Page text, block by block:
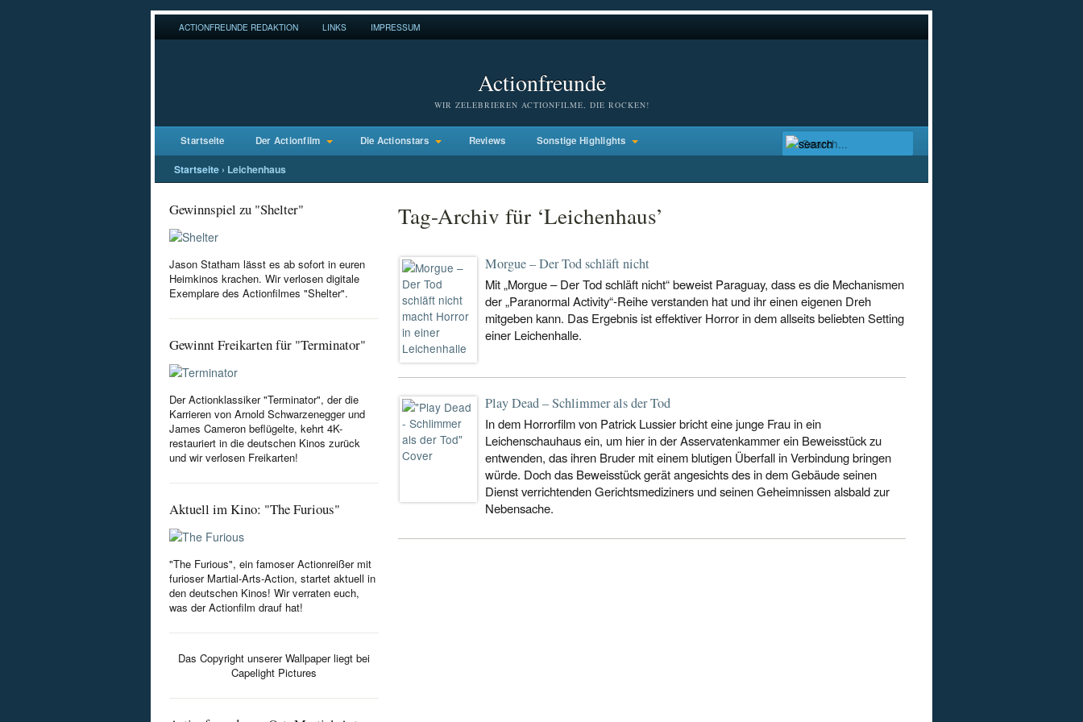
ACTIONFREUNDE REDAKTION LINKS IMPRESSUM
Actionfreunde
WIR ZELEBRIEREN ACTIONFILME, DIE ROCKEN!
Startseite Der Actionfilm Die Actionstars Reviews Sonstige Highlights
Startseite › Leichenhaus
Gewinnspiel zu "Shelter"
Jason Statham lässt es ab sofort in euren
Heimkinos krachen. Wir verlosen digitale
Exemplare des Actionfilmes "Shelter".
Gewinnt Freikarten für "Terminator"
Der Actionklassiker "Terminator", der die
Karrieren von Arnold Schwarzenegger und
James Cameron beflügelte, kehrt 4K-
restauriert in die deutschen Kinos zurück
und wir verlosen Freikarten!
Aktuell im Kino: "The Furious"
"The Furious", ein famoser Actionreißer mit
furioser Martial-Arts-Action, startet aktuell in
den deutschen Kinos! Wir verraten euch,
was der Actionfilm drauf hat!
Das Copyright unserer Wallpaper liegt bei
Capelight Pictures
Tag-Archiv für ‘Leichenhaus’
Morgue – Der Tod schläft nicht
Mit „Morgue – Der Tod schläft nicht“ beweist Paraguay, dass es die Mechanismen
der „Paranormal Activity“-Reihe verstanden hat und ihr einen eigenen Dreh
mitgeben kann. Das Ergebnis ist effektiver Horror in dem allseits beliebten Setting
einer Leichenhalle.
Play Dead – Schlimmer als der Tod
In dem Horrorfilm von Patrick Lussier bricht eine junge Frau in ein
Leichenschauhaus ein, um hier in der Asservatenkammer ein Beweisstück zu
entwenden, das ihren Bruder mit einem blutigen Überfall in Verbindung bringen
würde. Doch das Beweisstück gerät angesichts des in dem Gebäude seinen
Dienst verrichtenden Gerichtsmediziners und seinen Geheimnissen alsbald zur
Nebensache.